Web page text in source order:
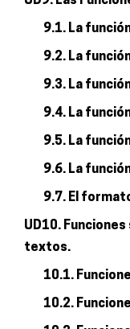
9.1. La
9.2. La
9.3. La
9.4. La
9.5. La
9.6. La
9.7. El
UD10.
textos.
10.1.
10.2.